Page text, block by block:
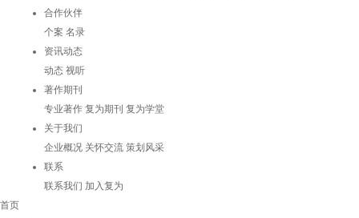
合作伙伴
个案 名录
资讯动态
动态 视听
著作期刊
专业著作 复为期刊 复为学堂
关于我们
企业概况 关怀交流 策划风采
联系
联系我们 加入复为
首页